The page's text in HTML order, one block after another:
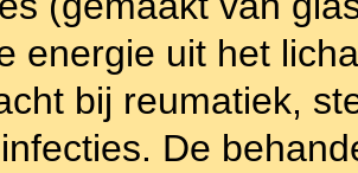
energie uit het
bij reumatiek,
De